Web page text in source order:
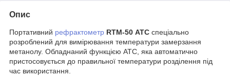
Опис
Портативний рефрактометр RТМ-50 ATC спеціально
розроблений для вимірювання температури замерзання
метанолу. Обладнаний функцією АТС, яка автоматично
пристосовується до правильної температури розділення під
час використання.